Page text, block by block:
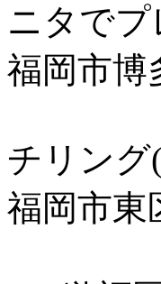
ニタで
福岡市博
チリン
福岡市東